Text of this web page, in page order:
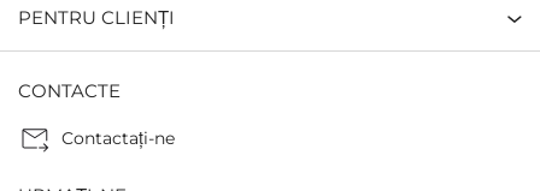
PENTRU CLIENȚI
CONTACTE
Contactaţi-ne